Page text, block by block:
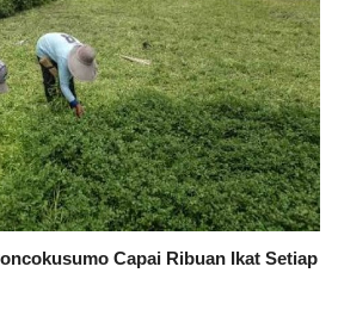
Capai Ribuan Ikat Setiap